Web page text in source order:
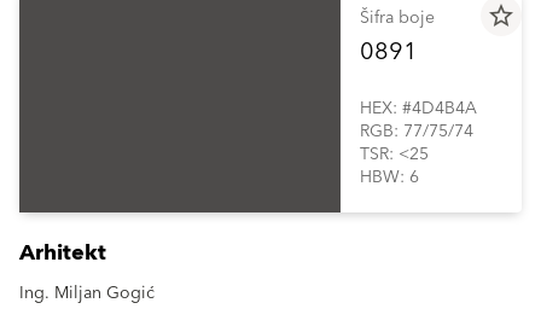
star_border
Šifra boje
0891
HEX: #4D4B4A
RGB: 77/75/74
TSR: <25
HBW: 6
Arhitekt
Ing. Miljan Gogić